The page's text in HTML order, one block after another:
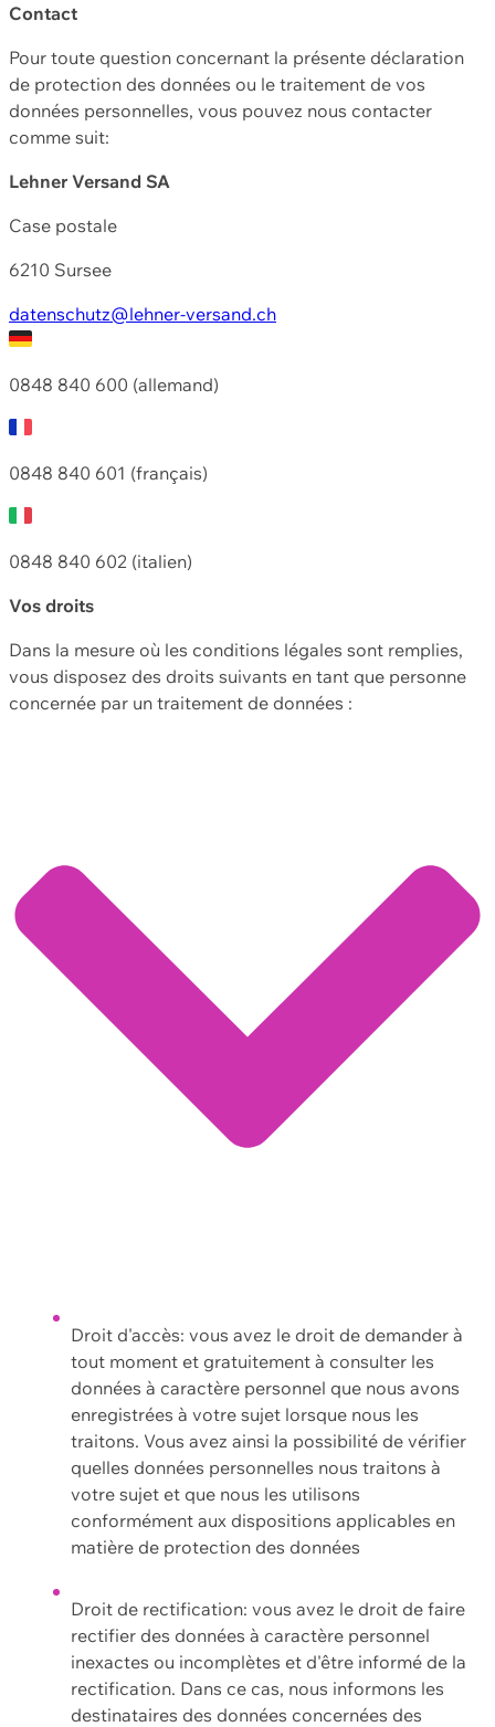
Contact
Pour toute question concernant la présente déclaration
de protection des données ou le traitement de vos
données personnelles, vous pouvez nous contacter
comme suit:
Lehner Versand SA
Case postale
6210 Sursee
datenschutz@lehner-versand.ch
0848 840 600 (allemand)
0848 840 601 (français)
0848 840 602 (italien)
Vos droits
Dans la mesure où les conditions légales sont remplies,
vous disposez des droits suivants en tant que personne
concernée par un traitement de données :
Droit d'accès: vous avez le droit de demander à
tout moment et gratuitement à consulter les
données à caractère personnel que nous avons
enregistrées à votre sujet lorsque nous les
traitons. Vous avez ainsi la possibilité de vérifier
quelles données personnelles nous traitons à
votre sujet et que nous les utilisons
conformément aux dispositions applicables en
matière de protection des données
Droit de rectification: vous avez le droit de faire
rectifier des données à caractère personnel
inexactes ou incomplètes et d'être informé de la
rectification. Dans ce cas, nous informons les
destinataires des données concernées des